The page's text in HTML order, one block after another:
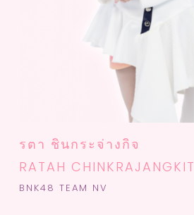
รตา ชินกระจ่างกิจ
RATAH CHINKRAJANGKIT
BNK48 TEAM NV